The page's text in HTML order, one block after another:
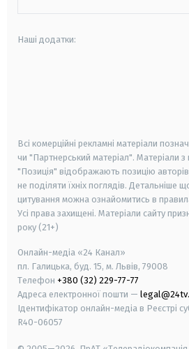
Наші додатки:
Всі комерційні рекламні матеріали
чи "Партнерський матеріал". Матеріали
"Позиція" відображають позицію
не поділяти їхніх поглядів. Детальніше
цитування можна ознайомитись в
Усі права захищені. Матеріали сайту
року (21+)
Онлайн-медіа «24 Канал»
пл. Галицька, буд. 15, м. Львів, 79008
Телефон +380 (32) 229-77-77
Адреса електронної пошти —
Ідентифікатор онлайн-медіа в Реєстрі
R40-06057